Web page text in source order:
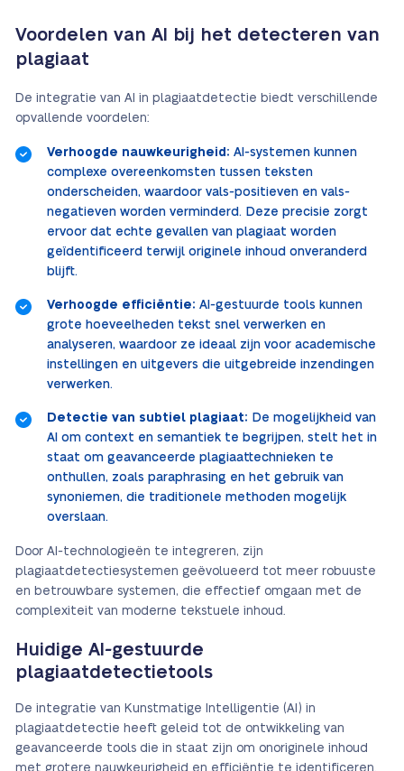
Voordelen van AI bij het detecteren van
plagiaat
De integratie van AI in plagiaatdetectie biedt verschillende
opvallende voordelen:
Verhoogde nauwkeurigheid: AI-systemen kunnen
complexe overeenkomsten tussen teksten
onderscheiden, waardoor vals-positieven en vals-
negatieven worden verminderd. Deze precisie zorgt
ervoor dat echte gevallen van plagiaat worden
geïdentificeerd terwijl originele inhoud onveranderd
blijft.
Verhoogde efficiëntie: AI-gestuurde tools kunnen
grote hoeveelheden tekst snel verwerken en
analyseren, waardoor ze ideaal zijn voor academische
instellingen en uitgevers die uitgebreide inzendingen
verwerken.
Detectie van subtiel plagiaat: De mogelijkheid van
AI om context en semantiek te begrijpen, stelt het in
staat om geavanceerde plagiaattechnieken te
onthullen, zoals paraphrasing en het gebruik van
synoniemen, die traditionele methoden mogelijk
overslaan.
Door AI-technologieën te integreren, zijn
plagiaatdetectiesystemen geëvolueerd tot meer robuuste
en betrouwbare systemen, die effectief omgaan met de
complexiteit van moderne tekstuele inhoud.
Huidige AI-gestuurde
plagiaatdetectietools
De integratie van Kunstmatige Intelligentie (AI) in
plagiaatdetectie heeft geleid tot de ontwikkeling van
geavanceerde tools die in staat zijn om onoriginele inhoud
met grotere nauwkeurigheid en efficiëntie te identificeren.